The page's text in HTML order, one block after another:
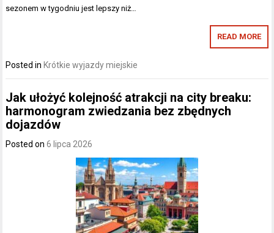
sezonem w tygodniu jest lepszy niż…
READ MORE
Posted in Krótkie wyjazdy miejskie
Jak ułożyć kolejność atrakcji na city breaku:
harmonogram zwiedzania bez zbędnych
dojazdów
Posted on6 lipca 2026